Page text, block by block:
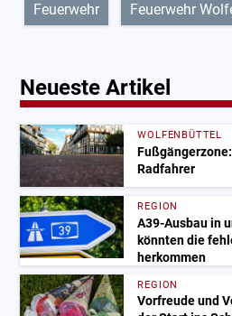
Feuerwehr Feuerwehr
Neueste Artikel
WOLFENBÜTTEL
Radfahrer
REGION
A39-Ausbau in
könnten die
herkommen
REGION
Vorfreude und